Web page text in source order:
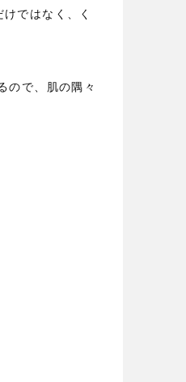
ではなく、く
ので、肌の隅々